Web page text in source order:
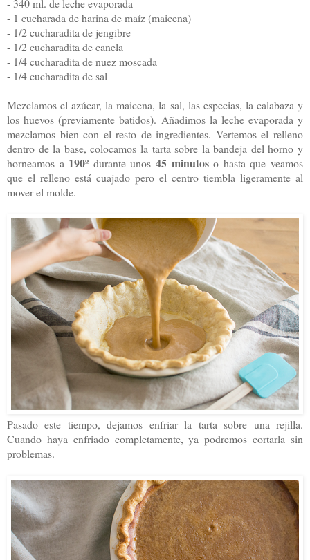
- 340 ml. de leche evaporada
- 1 cucharada de harina de maíz (maicena)
- 1/2 cucharadita de jengibre
- 1/2 cucharadita de canela
- 1/4 cucharadita de nuez moscada
- 1/4 cucharadita de sal
Mezclamos el azúcar, la maicena, la sal, las especias, la calabaza y
los huevos (previamente batidos). Añadimos la leche evaporada y
mezclamos bien con el resto de ingredientes. Vertemos el relleno
dentro de la base, colocamos la tarta sobre la bandeja del horno y
horneamos a 190º durante unos45 minutoso hasta que veamos
que el relleno está cuajado pero el centro tiembla ligeramente al
mover el molde.
Pasado este tiempo, dejamos enfriar la tarta sobre una rejilla.
Cuando haya enfriado completamente, ya podremos cortarla sin
problemas.